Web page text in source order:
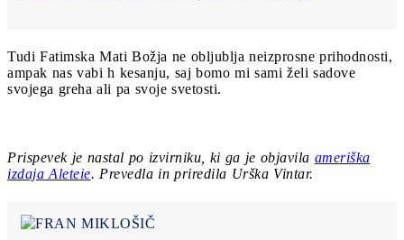
Tudi Fatimska Mati Božja ne obljublja neizprosne prihodnosti,
ampak nas vabi h kesanju, saj bomo mi sami želi sadove
svojega greha ali pa svoje svetosti.
Prispevek je nastal po izvirniku, ki ga je objavila ameriška
izdaja Aleteie. Prevedla in priredila Urška Vintar.